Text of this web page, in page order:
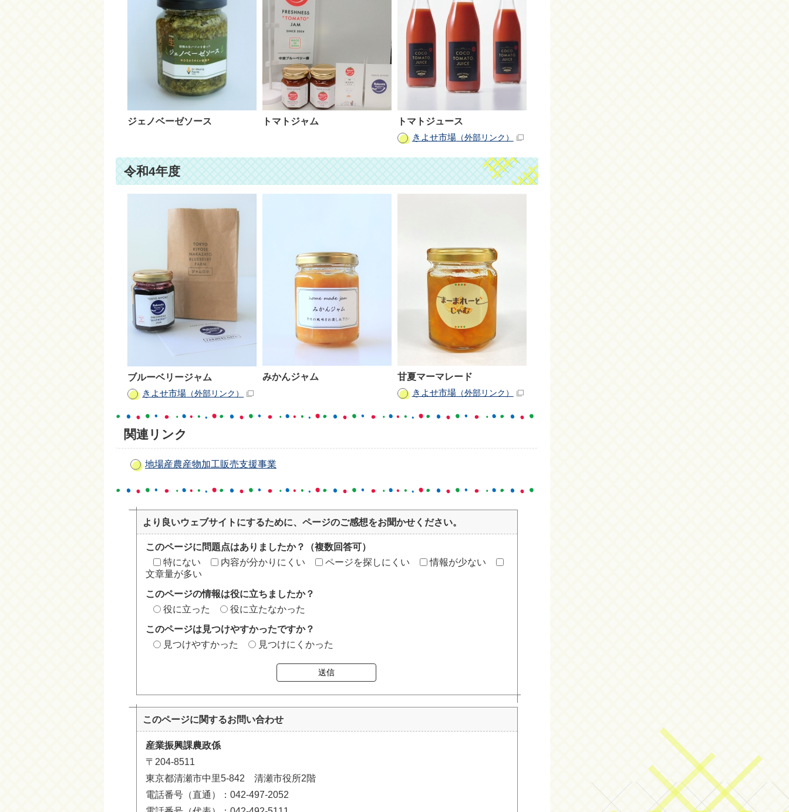
ジェノベーゼソース トマトジャム
トマトジュース
きよせ市場（外部リンク）
令和4年度
ブルーベリージャム
きよせ市場 （外部リンク）
みかんジャム
甘夏マーマレード
きよせ市場（外部リンク）
関連リンク
地場産農産物加工販売支援事業
より良いウェブサイトにするために、ページのご感想をお聞かせください。
このページに問題点はありましたか？（複数回答可）
特にない
内容が分かりにくい ページを探しにくい
情報が少ない
文章量が多い
このページの情報は役に立ちましたか？
役に立った
役に立たなかった
このページは見つけやすかったですか？
見つけやすかった
見つけにくかった
送信
このページに関するお問い合わせ
産業振興課農政係
〒204-8511
東京都清瀬市中里5-842 清瀬市役所2階
電話番号（直通）：042-497-2052